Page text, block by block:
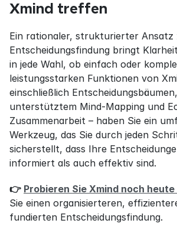
Xmind treffen
Ein rationaler, strukturierter Ansatz
Entscheidungsfindung bringt
in jede Wahl, ob einfach oder
leistungsstarken Funktionen von
einschließlich
unterstütztem Mind-Mapping und
Zusammenarbeit – haben Sie ein
Werkzeug, das Sie durch jeden
sicherstellt, dass Ihre
informiert als auch effektiv sind.
👉 Probieren Sie Xmind noch heute
Sie einen organisierteren,
fundierten Entscheidungsfindung.